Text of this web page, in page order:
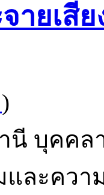
ายเสี
)
นี บุคคล
และคว